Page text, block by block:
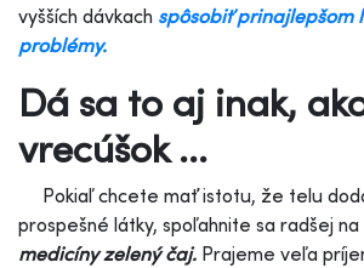
vyšších dávkach spôsobiť prinajlepšom
problémy.
Dá sa to aj inak,
vrecúšok ...
Pokiaľ chcete mať istotu, že telu
prospešné látky, spoľahnite sa radšej na
medicíny zelený čaj. Prajeme veľa